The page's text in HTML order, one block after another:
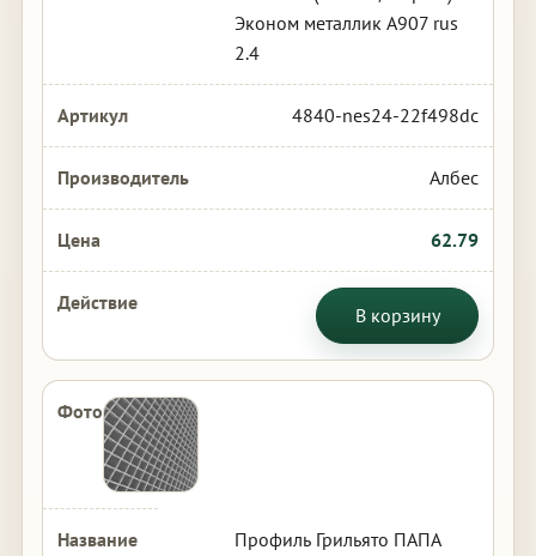
Эконом металлик А907 rus
2.4
4840-nes24-22f498dc
Албес
62.79
В корзину
Профиль Грильято ПАПА